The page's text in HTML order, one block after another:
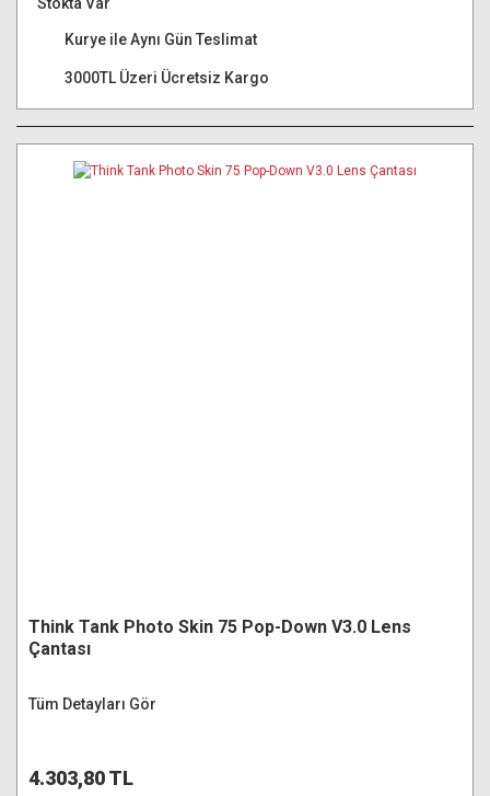
Kurye ile Aynı Gün Teslimat
3000TL Üzeri Ücretsiz Kargo
Think Tank Photo Skin 75 Pop-Down V3.0 Lens
Çantası
Tüm Detayları Gör
4.303,80 TL